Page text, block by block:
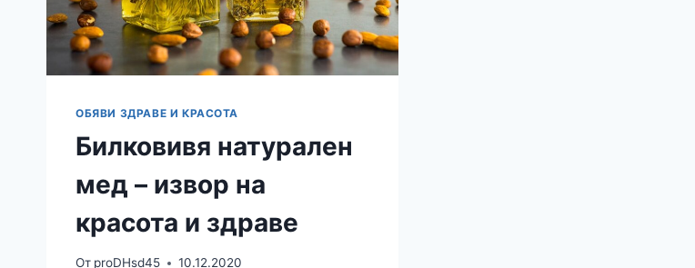
ОБЯВИ ЗДРАВЕ И КРАСОТА
Билковивя натурален
мед – извор на
красота и здраве
От proDHsd45 10.12.2020